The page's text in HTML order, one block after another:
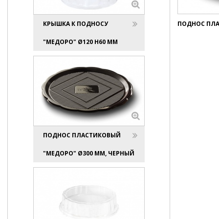
КРЫШКА К ПОДНОСУ
"МЕДОРО" Ø120 H60 ММ
ПОДНОС ПЛАСТИКОВЫЙ
"МЕДОРО" Ø300 ММ, ЧЕРНЫЙ
ПОДНОС